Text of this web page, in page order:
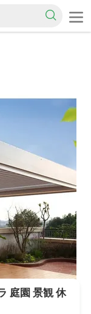
庭園 景観 休